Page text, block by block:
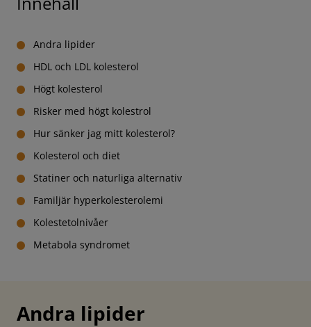
Andra lipider
HDL och LDL kolesterol
Högt kolesterol
Risker med högt kolestrol
Hur sänker jag mitt kolesterol?
Kolesterol och diet
Statiner och naturliga alternativ
Familjär hyperkolesterolemi
Kolestetolnivåer
Metabola syndromet
Andra lipider